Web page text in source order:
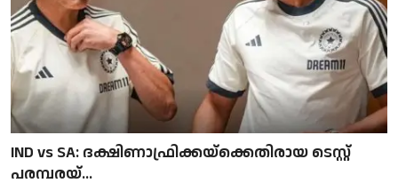
IND vs SA: ദക്ഷിണാഫ്രിക്കയ്‌ക്കെതിരായ ടെസ്റ്റ്
പരമ്പരയ്...